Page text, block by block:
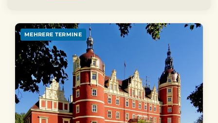
★ EMPFEHLUNG
MEHRERE TERMINE